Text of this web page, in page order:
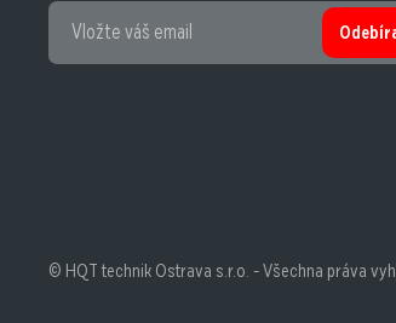
© HQT technik Ostrava s.r.o. - Všechna práva